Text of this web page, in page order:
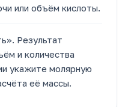
или объём кислоты.
Результат
и количества
укажите молярную
её массы.